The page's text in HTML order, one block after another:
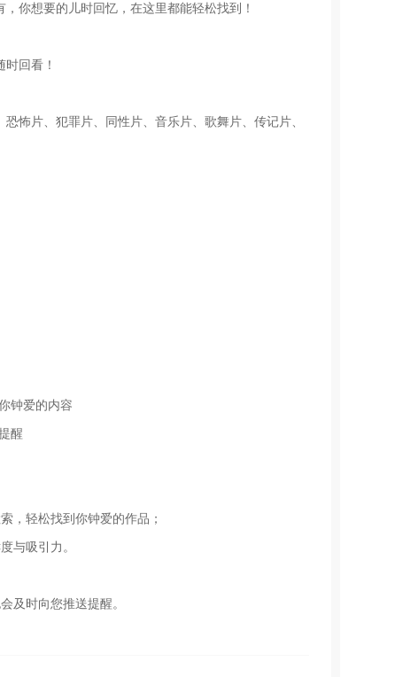
你想要的儿时回忆，在这里都能轻松找到！
回看！
怖片、犯罪片、同性片、音乐片、歌舞片、传记片、
钟爱的内容
醒
，轻松找到你钟爱的作品；
与吸引力。
及时向您推送提醒。